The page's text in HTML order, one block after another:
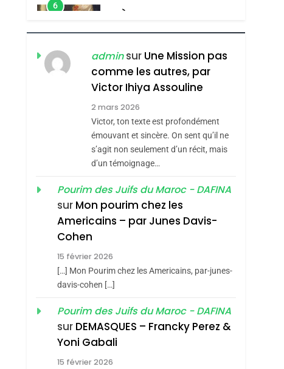
6
FIÈRE, DIGNE ET
RÉSILIENTE :
POURQUOI JE
REVENDIQUE MA
JUDAÏTE Par Thérèse
Zrihen-Dvir
ISRAÉL JUDAISME
CE QUI NOUS
MANQUE – Jacques
Hadida
JUDAISME
Maroc : Les Amandes
De Tafraout, Le Miel
De Tadla Azilal
Consacrés Produits
Du Terroir
DAFINA MAROC
Oeil Ravageur –
2
Dis Guerre»: La
Nouvelle Chanson De
Boy George
ISRAÉL JUDAISME
adminsur Une Mission pas
comme les autres, par
Victor Ihiya Assouline
2 mars 2026
Victor, ton texte est profondément
émouvant et sincère. On sent qu’il ne
s’agit non seulement d’un récit, mais
d’un témoignage…
Pourim des Juifs du Maroc - DAFINA
sur Mon pourim chez les
Americains – par Junes Davis-
Cohen
15 février 2026
[…] Mon Pourim chez les Americains, par-junes-
davis-cohen […]
Pourim des Juifs du Maroc - DAFINA
sur DEMASQUES – Francky Perez &
Yoni Gabali
15 février 2026